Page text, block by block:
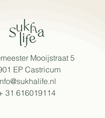
Mooijstraat 5
EP Castricum
31 616019114